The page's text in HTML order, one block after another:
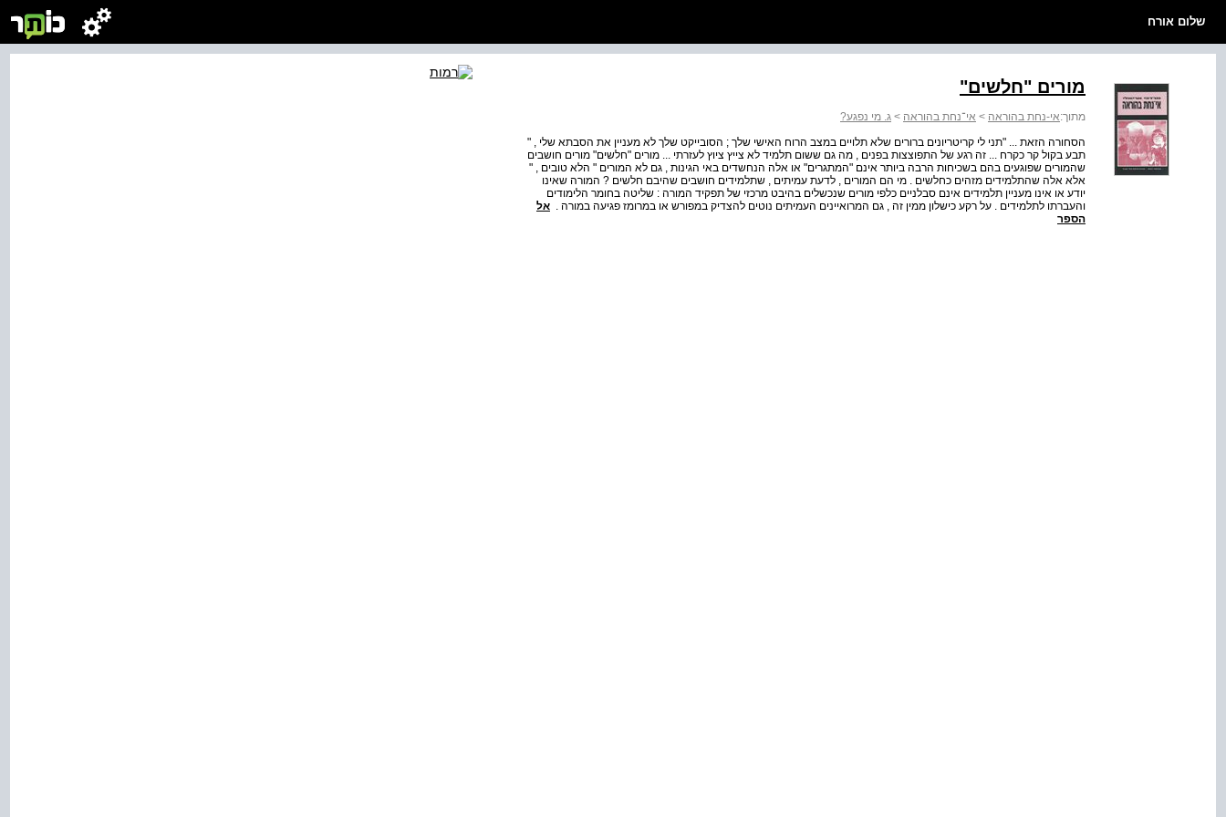
שלום אורח
מורים "חלשים"
מתוך:אי-נחת בהוראה > אי־נחת בהוראה > ג. מי נפגע?
הסחורה הזאת ... "תני לי קריטריונים ברורים שלא תלויים במצב הרוח האישי שלך ; הסובייקט שלך לא מעניין את הסבתא שלי , "
תבע בקול קר כקרח ... זה רגע של התפוצצות בפנים , מה גם ששום תלמיד לא צייץ ציוץ לעזרתי ... מורים "חלשים" מורים חושבים
שהמורים שפוגעים בהם בשכיחות הרבה ביותר אינם "המתגרים" או אלה הנחשדים באי הגינות , גם לא המורים " הלא טובים , "
אלא אלה שהתלמידים מזהים כחלשים . מי הם המורים , לדעת עמיתים , שתלמידים חושבים שהיבם חלשים ? המורה שאינו
יודע או אינו מעניין תלמידים אינם סבלניים כלפי מורים שנכשלים בהיבט מרכזי של תפקיד המורה : שליטה בחומר הלימודים
והעברתו לתלמידים . על רקע כישלון ממין זה , גם המרואיינים העמיתים נוטים להצדיק במפורש או במרומז פגיעה במורה . אל
הספר